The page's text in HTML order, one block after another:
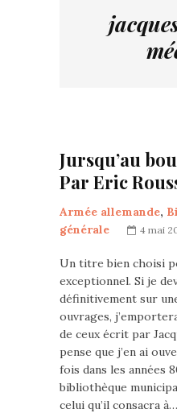
Jursqu’au
Par Eric
Armée allemande,
générale
4 mai
Un titre bien choisi
exceptionnel. Si je
définitivement sur
ouvrages,
de ceux écrit par
pense que j’en ai
fois dans les années
bibliothèque
celui qu’il consacra à…